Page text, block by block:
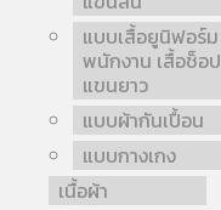
แบบเสื้อยูนิฟอร์ม
พนักงาน เสื้อช็อป
แขนยาว
แบบผ้ากันเปื้อน
แบบกางเกง
เนื้อผ้า